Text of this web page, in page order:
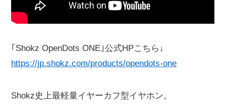
｢Shokz OpenDots ONE｣公式HPこちら↓
https://jp.shokz.com/products/opendots-one
Shokz史上最軽量イヤーカフ型イヤホン。